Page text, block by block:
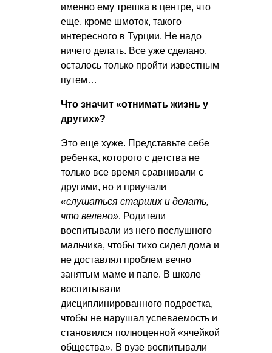
именно ему трешка в центре, что
еще, кроме шмоток, такого
интересного в Турции. Не надо
ничего делать. Все уже сделано,
осталось только пройти известным
путем…
Что значит «отнимать жизнь у
других»?
Это еще хуже. Представьте себе
ребенка, которого с детства не
только все время сравнивали с
другими, но и приучали
«слушаться старших и делать,
что велено». Родители
воспитывали из него послушного
мальчика, чтобы тихо сидел дома и
не доставлял проблем вечно
занятым маме и папе. В школе
воспитывали
дисциплинированного подростка,
чтобы не нарушал успеваемость и
становился полноценной «ячейкой
общества». В вузе воспитывали